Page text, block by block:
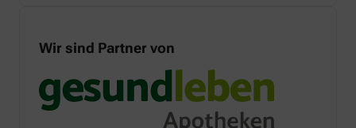
Wir sind Partner von